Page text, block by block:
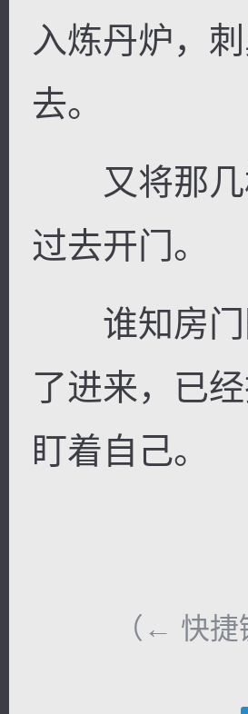
入炼丹炉，
去。
又将那几
过去开门。
谁知房门
了进来，已
盯着自己。
（← 快捷